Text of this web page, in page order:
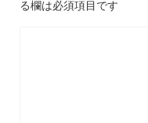
る欄は必須項目です